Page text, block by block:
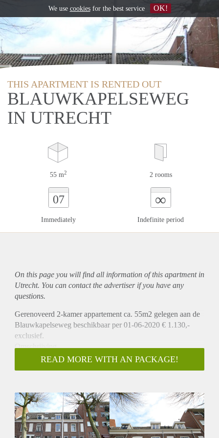
THIS APARTMENT IS RENTED OUT
BLAUWKAPELSEWEG
IN UTRECHT
55 m2 2 rooms
07
Immediately
∞
Indefinite period
On this page you will find all information of this apartmentin
Utrecht. You can contact the advertiser if you have any
questions.
Gerenoveerd 2-kamer appartement ca. 55m2 gelegen aan de
Blauwkapelseweg beschikbaar per 01-06-2020 € 1.130,-
exclusief.
Omschrijving
Het appartement heeft een gedeelde entree die word gedeeld
met drie andere appartementen. Via de trap gaat u naar de 2e
is voorzien van een nieuwe laminaatvloer en een open
keuken. De open keuken is v.v. een koelkast met vriesvak,
combi oven/magnetron, vaatwasser, wasmachine en een 4-
pits gasfornuis. Het slaapgedeelte van ca. 12m2 is gelegen op
READ MORE WITH AN PACKAGE!
We use cookiesfor the best service OK!